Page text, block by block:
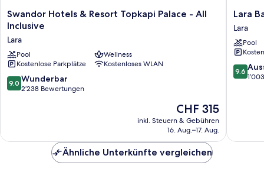
Swandor
Hotels
Resort
Topkapi
Palace
-
All
Swandor Hotels & Resort Topkapi Palace - All
Inclusive
Lara
Pool
Wellness
Kostenlose Parkplätze
Kostenloses WLAN
9.0
von
9.0 Wunderbar
2’238 Bewertungen
Der
Preis
beträgt
CHF 315
inkl. Steuern & Gebühren
16. Aug.–17. Aug.
Lara
Barut
Ultra
All
Inclusive
Lara
Lara
Lara
Pool
9.6
von
9.6
Ähnliche Unterkünfte vergleichen